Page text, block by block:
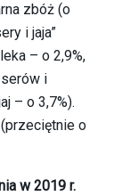
zbóż (o
i jaja”
– o 2,9%,
i
– o 3,7%).
o
w 2019 r.